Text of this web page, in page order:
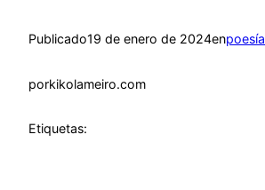
Publicado19 de enero de 2024enpoesía
porkikolameiro.com
Etiquetas: